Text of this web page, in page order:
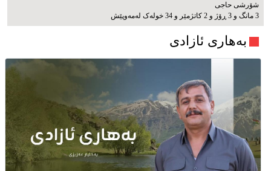
شۆرشی حاجی
3 مانگ و 3 ڕۆژ و 2 کاتژمێر و 34 خوله‌ک له‌مه‌وپێش‌
بەهاری ئازادی